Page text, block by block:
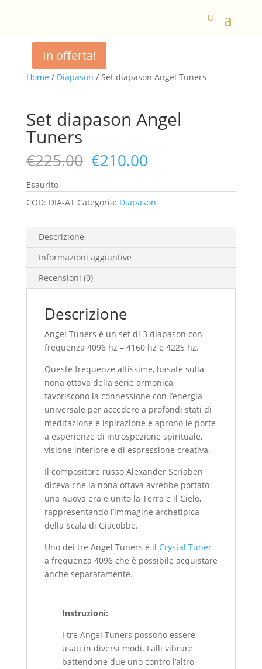
Home / Diapason / Set diapason Angel Tuners
In offerta!
Set diapason Angel
Tuners
€225.00 Il
prezzo
originale
era:
€225.00.
€210.00Il
attuale
è:
Esaurito
COD: DIA-AT Categoria: Diapason
Descrizione
Informazioni aggiuntive
Recensioni (0)
Descrizione
Angel Tuners è un set di 3 diapason con
frequenza 4096 hz – 4160 hz e 4225 hz.
Queste frequenze altissime, basate sulla
nona ottava della serie armonica,
favoriscono la connessione con l’energia
universale per accedere a profondi stati di
meditazione e ispirazione e aprono le porte
a esperienze di introspezione spirituale,
visione interiore e di espressione creativa.
Il compositore russo Alexander Scriaben
diceva che la nona ottava avrebbe portato
una nuova era e unito la Terra e il Cielo,
rappresentando l’immagine archetipica
della Scala di Giacobbe.
Uno dei tre Angel Tuners è il Crystal Tuner
a frequenza 4096 che è possibile acquistare
anche separatamente.
Instruzioni:
I tre Angel Tuners possono essere
usati in diversi modi. Falli vibrare
battendone due uno contro l’altro,
In offerta!
In offerta!
In offerta!